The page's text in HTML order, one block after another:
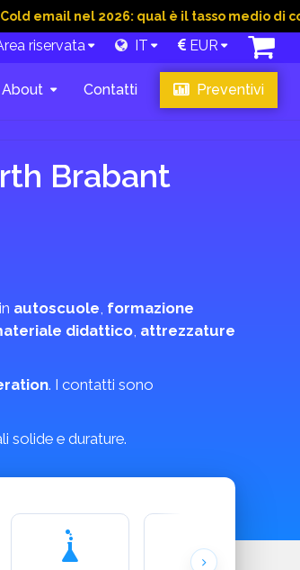
nel 2026: qual è il tasso medio di
riservata IT EUR
About Contatti Preventivi
Brabant
autoscuole, formazione
didattico, attrezzature
. I contatti sono
solide e durature.